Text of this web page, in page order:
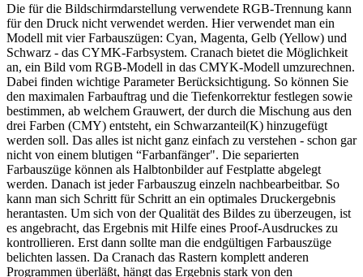
Die für die Bildschirmdarstellung verwendete RGB-Trennung kann
für den Druck nicht verwendet werden. Hier verwendet man ein
Modell mit vier Farbauszügen: Cyan, Magenta, Gelb (Yellow) und
Schwarz - das CYMK-Farbsystem. Cranach bietet die Möglichkeit
an, ein Bild vom RGB-Modell in das CMYK-Modell umzurechnen.
Dabei finden wichtige Parameter Berücksichtigung. So können Sie
den maximalen Farbauftrag und die Tiefenkorrektur festlegen sowie
bestimmen, ab welchem Grauwert, der durch die Mischung aus den
drei Farben (CMY) entsteht, ein Schwarzanteil(K) hinzugefügt
werden soll. Das alles ist nicht ganz einfach zu verstehen - schon gar
nicht von einem blutigen “Farbanfänger". Die separierten
Farbauszüge können als Halbtonbilder auf Festplatte abgelegt
werden. Danach ist jeder Farbauszug einzeln nachbearbeitbar. So
kann man sich Schritt für Schritt an ein optimales Druckergebnis
herantasten. Um sich von der Qualität des Bildes zu überzeugen, ist
es angebracht, das Ergebnis mit Hilfe eines Proof-Ausdruckes zu
kontrollieren. Erst dann sollte man die endgültigen Farbauszüge
belichten lassen. Da Cranach das Rastern komplett anderen
Programmen überläßt, hängt das Ergebnis stark von den